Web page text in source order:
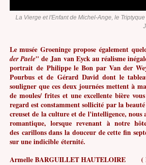
La Vierge et l'Enfant de Michel-Ange, le
Le musée Groeninge propose également
der Paele" de Jan van Eyck au réalisme
portrait de Philippe le Bon par Van der
Pourbus et de Gérard David dont le
souligner que ces deux journées mettent à
de moules/ frites et une excellente bière
regard est constamment sollicité par la
creuset de la culture et de l'intelligence, nous
romantique, lorsque revenant à notre
des carillons dans la douceur de cette fin
sur une indicible éternité.
Armelle BARGUILLET HAUTELOIRE (